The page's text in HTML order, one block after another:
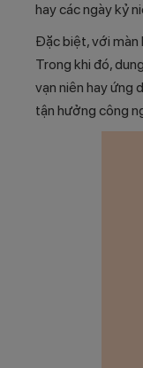
hay các ngày kỷ
Đặc biệt, với màn
Trong khi đó,
vạn niên hay ứng
tận hưởng công